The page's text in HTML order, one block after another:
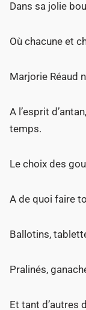
Dans sa jolie
Où chacune et
Marjorie Réaud
A l’esprit
temps.
Le choix des
A de quoi faire
Ballotins,
Pralinés,
Et tant d’autres